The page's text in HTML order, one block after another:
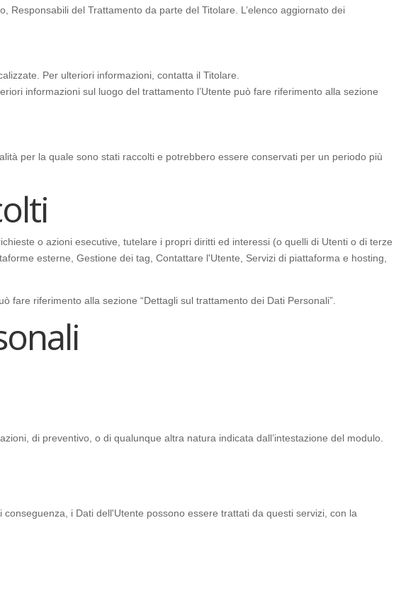
del Trattamento da parte del Titolare. L’elenco aggiornato dei
Per ulteriori informazioni, contatta il Titolare.
informazioni sul luogo del trattamento l’Utente può fare riferimento alla sezione
per la quale sono stati raccolti e potrebbero essere conservati per un periodo più
o azioni esecutive, tutelare i propri diritti ed interessi (o quelli di Utenti o di terze
esterne, Gestione dei tag, Contattare l'Utente, Servizi di piattaforma e hosting,
fare riferimento alla sezione “Dettagli sul trattamento dei Dati Personali”.
di preventivo, o di qualunque altra natura indicata dall’intestazione del modulo.
i Dati dell'Utente possono essere trattati da questi servizi, con la